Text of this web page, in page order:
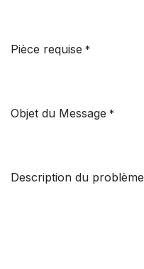
Pièce requise *
Objet du Message *
Description du problème